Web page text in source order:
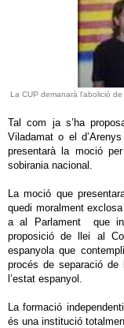
La CUP demanarà l'abolició
Tal com ja s’ha
Viladamat o el
presentarà la moció
sobirania nacional.
La moció que
quedi moralment
a al Parlament que
proposició de llei al
espanyola que
procés de separació
l’estat espanyol.
La formació
és una institució